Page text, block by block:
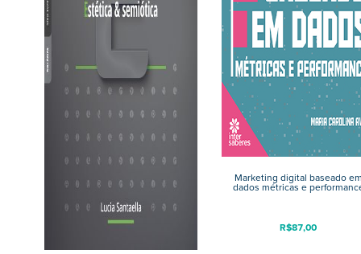
Marketing digital baseado
dados métricas e
R$87,00